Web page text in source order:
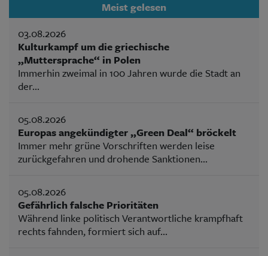
Meist gelesen
03.08.2026
Kulturkampf um die griechische
„Muttersprache“ in Polen
Immerhin zweimal in 100 Jahren wurde die Stadt an
der...
05.08.2026
Europas angekündigter „Green Deal“ bröckelt
Immer mehr grüne Vorschriften werden leise
zurückgefahren und drohende Sanktionen...
05.08.2026
Gefährlich falsche Prioritäten
Während linke politisch Verantwortliche krampfhaft
rechts fahnden, formiert sich auf...